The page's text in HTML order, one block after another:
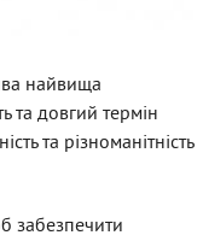
найвища
та довгий термін
та різноманітність
забезпечити